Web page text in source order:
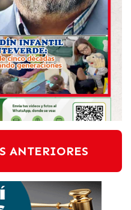
ANTERIORES